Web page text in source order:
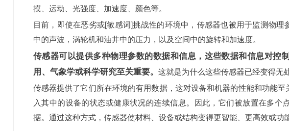
摸、运动、光强度、加速度、颜色等。
目前，即使在恶劣或[敏感词]挑战性的环境中，传感器也被用于监测物
中的声波，涡轮机和油井中的压力，以及空间中的旋转和加速度。
传感器可以提供多种物理参数的数据和信息，这些数据和信息对控
用、气象学或科学研究至关重要。 这就是为什么这些传感器已经变得无
传感器提供了它们所在环境的有用数据，这对设备和机器的性能和功能
入其中的设备的状态或健康状况的连续信息。因此，它们被放置在多个
据。通过这种方式，传感器使材料、设备或结构变得更智能、更高效或功